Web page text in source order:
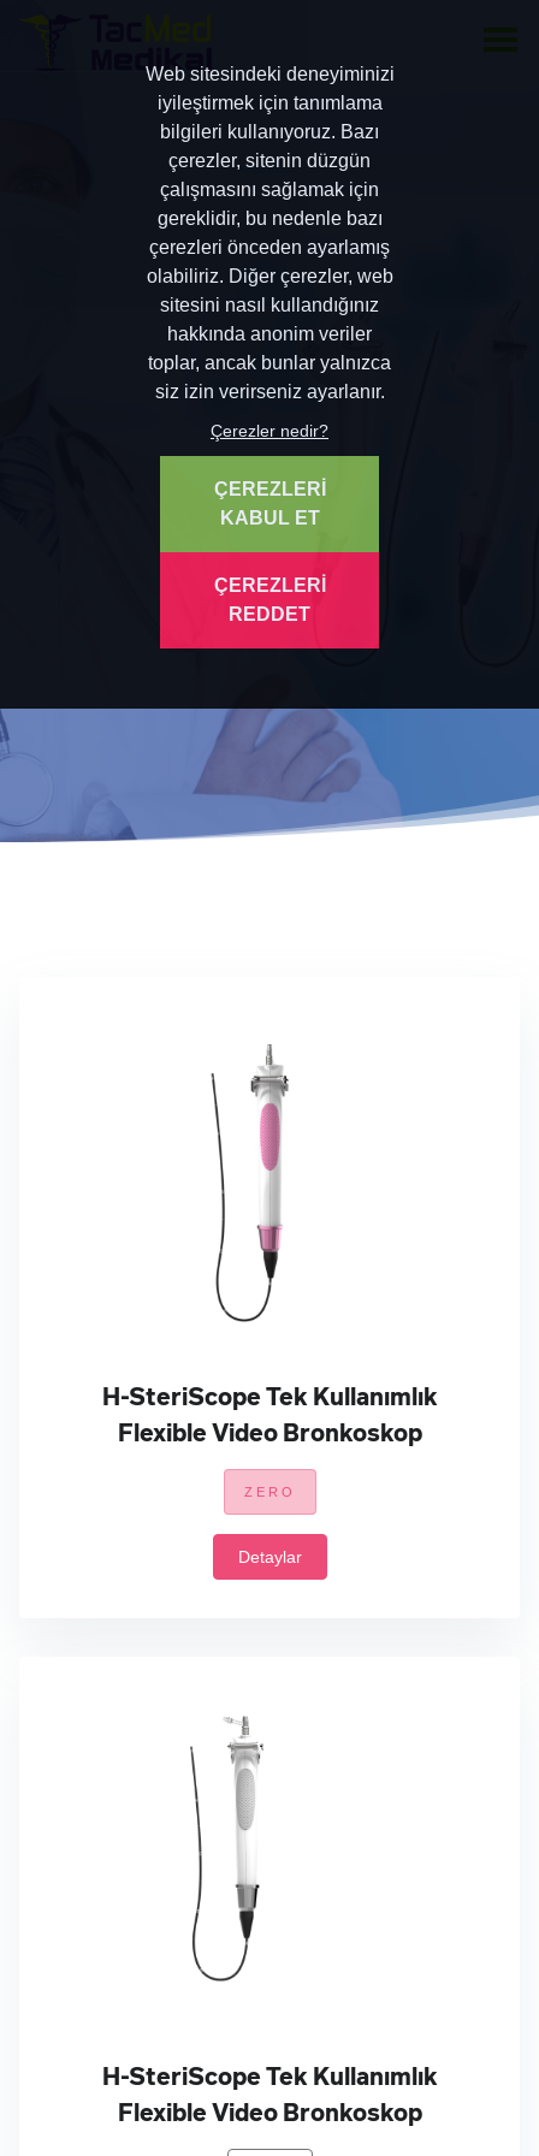
H-SteriScope Tek Kullanımlık
Flexible Video Bronkoskop
ZERO
Detaylar
H-SteriScope Tek Kullanımlık
Flexible Video Bronkoskop
Web sitesindeki deneyiminizi
iyileştirmek için tanımlama
bilgileri kullanıyoruz. Bazı
çerezler, sitenin düzgün
çalışmasını sağlamak için
gereklidir, bu nedenle bazı
çerezleri önceden ayarlamış
olabiliriz. Diğer çerezler, web
sitesini nasıl kullandığınız
hakkında anonim veriler
toplar, ancak bunlar yalnızca
siz izin verirseniz ayarlanır.
Çerezler nedir?
ÇEREZLERİ
KABUL ET
ÇEREZLERİ
REDDET